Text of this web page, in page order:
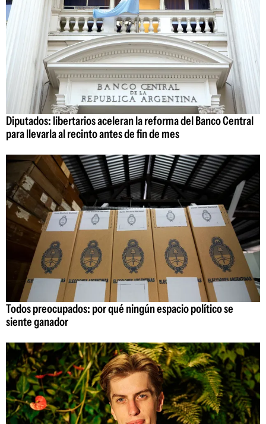
Diputados: libertarios aceleran la reforma del Banco Central
para llevarla al recinto antes de fin de mes
Todos preocupados: por qué ningún espacio político se
siente ganador